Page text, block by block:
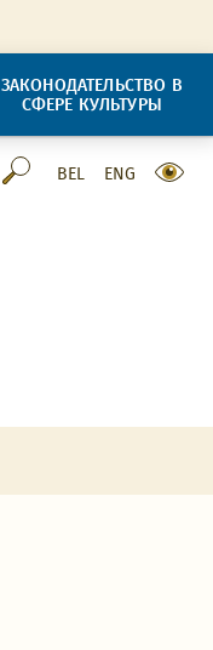
ЗАКОНОДАТЕЛЬСТВО В
СФЕРЕ КУЛЬТУРЫ
BEL ENG